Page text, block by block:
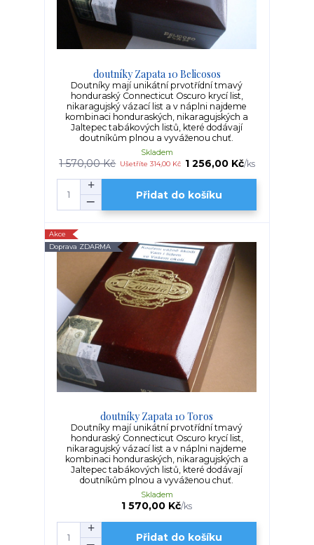
doutníky Zapata 10 Belicosos
Doutníky mají unikátní prvotřídní tmavý
honduraský Connecticut Oscuro krycí list,
nikaragujský vázací list a v náplni najdeme
kombinaci honduraských, nikaragujských a
Jaltepec tabákových listů, které dodávají
doutníkům plnou a vyváženou chuť.
1 570,00 Kč Ušetříte 314,00 Kč 1 256,00 Kč/ks
Skladem
Přidat do košíku
Akce
Doprava ZDARMA
doutníky Zapata 10 Toros
Doutníky mají unikátní prvotřídní tmavý
honduraský Connecticut Oscuro krycí list,
nikaragujský vázací list a v náplni najdeme
kombinaci honduraských, nikaragujských a
Jaltepec tabákových listů, které dodávají
doutníkům plnou a vyváženou chuť.
1 570,00 Kč/ks
Skladem
Přidat do košíku